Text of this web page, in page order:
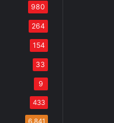
980
264
154
33
9
433
6.841